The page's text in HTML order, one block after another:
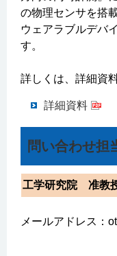
の物理センサを搭
ウェアラブルデバ
す。
詳しくは、詳細資
詳細資料
問い合わせ担
工学研究院 准教
メールアドレス：